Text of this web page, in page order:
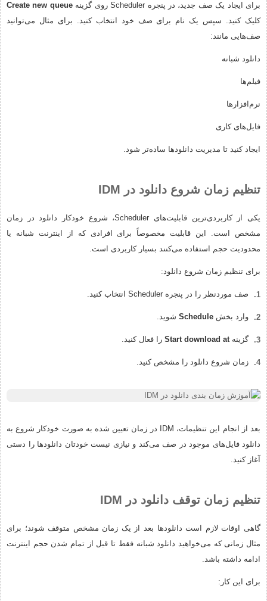
برای ایجاد یک صف جدید، در پنجره Scheduler روی گزینه
Create new queue
کلیک کنید. سپس یک نام برای صف خود انتخاب کنید. برای مثال می‌توانید
صف‌هایی مانند:
دانلود شبانه
فیلم‌ها
نرم‌افزارها
فایل‌های کاری
ایجاد کنید تا مدیریت دانلودها ساده‌تر شود.
تنظیم زمان شروع دانلود در IDM
یکی از کاربردی‌ترین قابلیت‌های Scheduler، شروع خودکار دانلود در زمان
مشخص است. این قابلیت مخصوصاً برای افرادی که از اینترنت شبانه یا
محدودیت حجم استفاده می‌کنند بسیار کاربردی است.
برای تنظیم زمان شروع دانلود:
صف موردنظر را در پنجره Scheduler انتخاب کنید.
وارد بخش Schedule شوید.
گزینهStart download at را فعال کنید.
زمان شروع دانلود را مشخص کنید.
بعد از انجام این تنظیمات، IDM در زمان تعیین شده به صورت خودکار شروع به
دانلود فایل‌های موجود در صف می‌کند و نیازی نیست خودتان دانلودها را دستی
آغاز کنید.
تنظیم زمان توقف دانلود در IDM
گاهی اوقات لازم است دانلودها بعد از یک زمان مشخص متوقف شوند؛ برای
مثال زمانی که می‌خواهید دانلود شبانه فقط تا قبل از تمام شدن حجم اینترنت
ادامه داشته باشد.
برای این کار: